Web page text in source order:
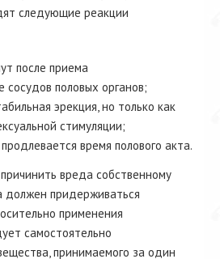
следующие реакции
после приема
сосудов половых органов;
эрекция, но только как
стимуляции;
время полового акта.
вреда собственному
должен придерживаться
применения
самостоятельно
принимаемого за один